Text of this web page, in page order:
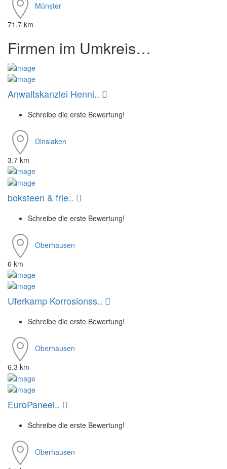
Münster
71.7 km
Firmen im Umkreis…
Anwaltskanzlei Henni..
Schreibe die erste Bewertung!
Dinslaken
3.7 km
boksteen & frie..
Schreibe die erste Bewertung!
Oberhausen
6 km
Uferkamp Korrosionss..
Schreibe die erste Bewertung!
Oberhausen
6.3 km
EuroPaneel..
Schreibe die erste Bewertung!
Oberhausen